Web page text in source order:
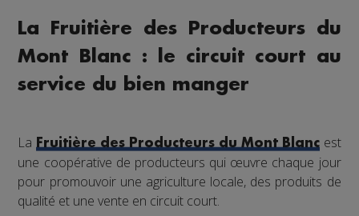
La Fruitière des Producteurs du
Mont Blanc : le circuit court au
service du bien manger
La Fruitière des Producteurs du Mont Blanc est
une coopérative de producteurs qui œuvre chaque jour
pour promouvoir une agriculture locale, des produits de
qualité et une vente en circuit court.